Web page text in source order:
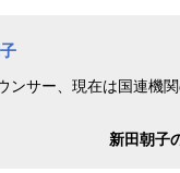
ンサー、現在は国連機関
新田朝子